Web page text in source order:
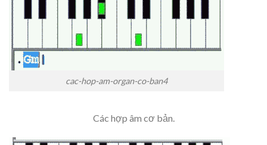
cac-hop-am-organ-co-ban4
Các hợp âm cơ bản.